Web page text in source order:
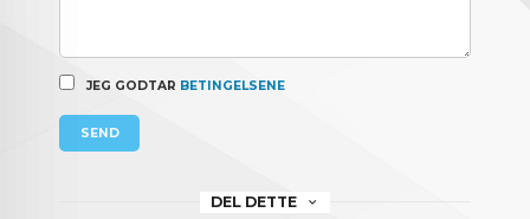
JEG GODTAR BETINGELSENE
SEND
DEL DETTE